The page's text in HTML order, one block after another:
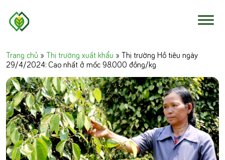
Trang chủ » Thị trường xuất khẩu » Thị trường Hồ tiêu ngày
29/4/2024: Cao nhất ở mốc 98.000 đồng/kg